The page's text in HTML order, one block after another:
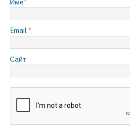
Име*
Email *
Сайт